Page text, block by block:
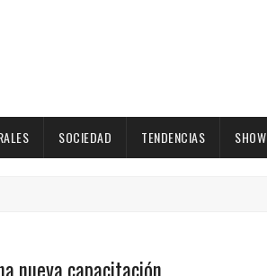
SOCIEDAD TENDENCIAS SHOW
nueva capacitación